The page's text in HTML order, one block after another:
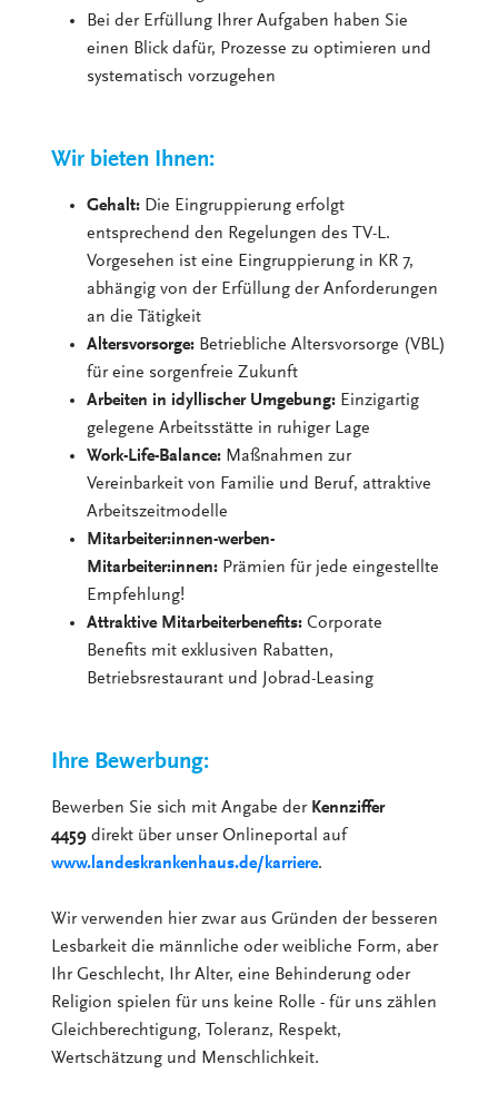
Bei der Erfüllung Ihrer Aufgaben haben Sie
einen Blick dafür, Prozesse zu optimieren und
systematisch vorzugehen
Wir bieten Ihnen:
Gehalt: Die Eingruppierung erfolgt
entsprechend den Regelungen des TV-L.
Vorgesehen ist eine Eingruppierung in KR 7,
abhängig von der Erfüllung der Anforderungen
an die Tätigkeit
Altersvorsorge: Betriebliche Altersvorsorge (VBL)
für eine sorgenfreie Zukunft
Arbeiten in idyllischer Umgebung: Einzigartig
gelegene Arbeitsstätte in ruhiger Lage
Work-Life-Balance: Maßnahmen zur
Vereinbarkeit von Familie und Beruf, attraktive
Arbeitszeitmodelle
Mitarbeiter:innen-werben-
Mitarbeiter:innen: Prämien für jede eingestellte
Empfehlung!
Attraktive Mitarbeiterbenefits:Corporate
Benefits mit exklusiven Rabatten,
Betriebsrestaurant und Jobrad-Leasing
Ihre Bewerbung:
Bewerben Sie sich mit Angabe der Kennziffer
4459 direkt über unser Onlineportal auf
www.landeskrankenhaus.de/karriere.
Wir verwenden hier zwar aus Gründen der besseren
Lesbarkeit die männliche oder weibliche Form, aber
Ihr Geschlecht, Ihr Alter, eine Behinderung oder
Religion spielen für uns keine Rolle - für uns zählen
Gleichberechtigung, Toleranz, Respekt,
Wertschätzung und Menschlichkeit.